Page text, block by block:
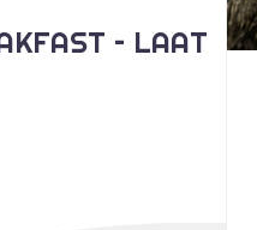
– LAAT